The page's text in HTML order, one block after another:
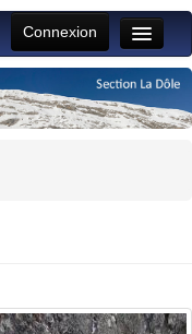
Toggle
Connexion